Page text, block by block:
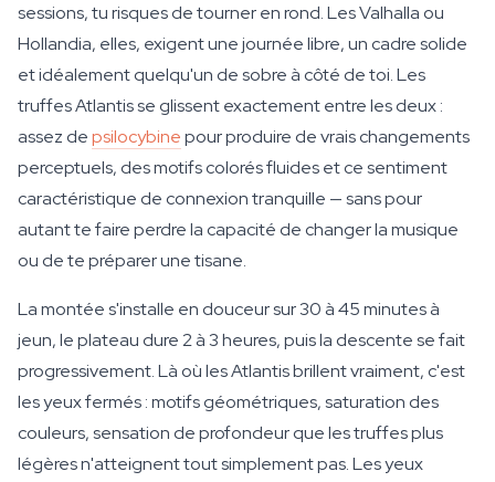
sessions, tu risques de tourner en rond. Les Valhalla ou
Hollandia, elles, exigent une journée libre, un cadre solide
et idéalement quelqu'un de sobre à côté de toi. Les
truffes Atlantis se glissent exactement entre les deux :
assez depsilocybinepour produire de vrais changements
perceptuels, des motifs colorés fluides et ce sentiment
caractéristique de connexion tranquille — sans pour
autant te faire perdre la capacité de changer la musique
ou de te préparer une tisane.
La montée s'installe en douceur sur 30 à 45 minutes à
jeun, le plateau dure 2 à 3 heures, puis la descente se fait
progressivement. Là où les Atlantis brillent vraiment, c'est
les yeux fermés : motifs géométriques, saturation des
couleurs, sensation de profondeur que les truffes plus
légères n'atteignent tout simplement pas. Les yeux